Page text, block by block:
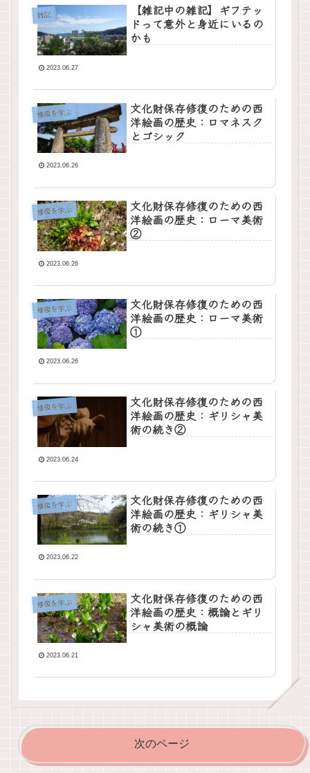
雑記
【雑記中の雑記】ギフテッ
ドって意外と身近にいるの
かも
2023.06.27
修復を学ぶ
文化財保存修復のための西
洋絵画の歴史：ロマネスク
とゴシック
2023.06.26
修復を学ぶ
文化財保存修復のための西
洋絵画の歴史：ローマ美術
②
2023.06.26
修復を学ぶ
文化財保存修復のための西
洋絵画の歴史：ローマ美術
①
2023.06.26
修復を学ぶ
文化財保存修復のための西
洋絵画の歴史：ギリシャ美
術の続き②
2023.06.24
修復を学ぶ
文化財保存修復のための西
洋絵画の歴史：ギリシャ美
術の続き①
2023.06.22
修復を学ぶ
文化財保存修復のための西
洋絵画の歴史：概論とギリ
シャ美術の概論
2023.06.21
次のページ